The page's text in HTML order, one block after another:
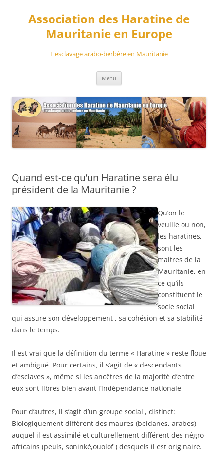
contenuAssociation des Haratine de
Mauritanie en Europe
L'esclavage arabo-berbère en Mauritanie
Menu
Quand est-ce qu’un Haratine sera élu
président de la Mauritanie ?
Qu’on le
veuille ou non,
les haratines,
sont les
maitres de la
Mauritanie, en
ce qu’ils
constituent le
socle social
qui assure son développement , sa cohésion et sa stabilité
dans le temps.
Il est vrai que la définition du terme « Haratine » reste floue
et ambiguë. Pour certains, il s’agit de « descendants
d’esclaves », même si les ancêtres de la majorité d’entre
eux sont libres bien avant l’indépendance nationale.
Pour d’autres, il s’agit d’un groupe social , distinct:
Biologiquement différent des maures (beidanes, arabes)
auquel il est assimilé et culturellement différent des négro-
africains (peuls, soninké,ouolof ) desquels il est originaire.